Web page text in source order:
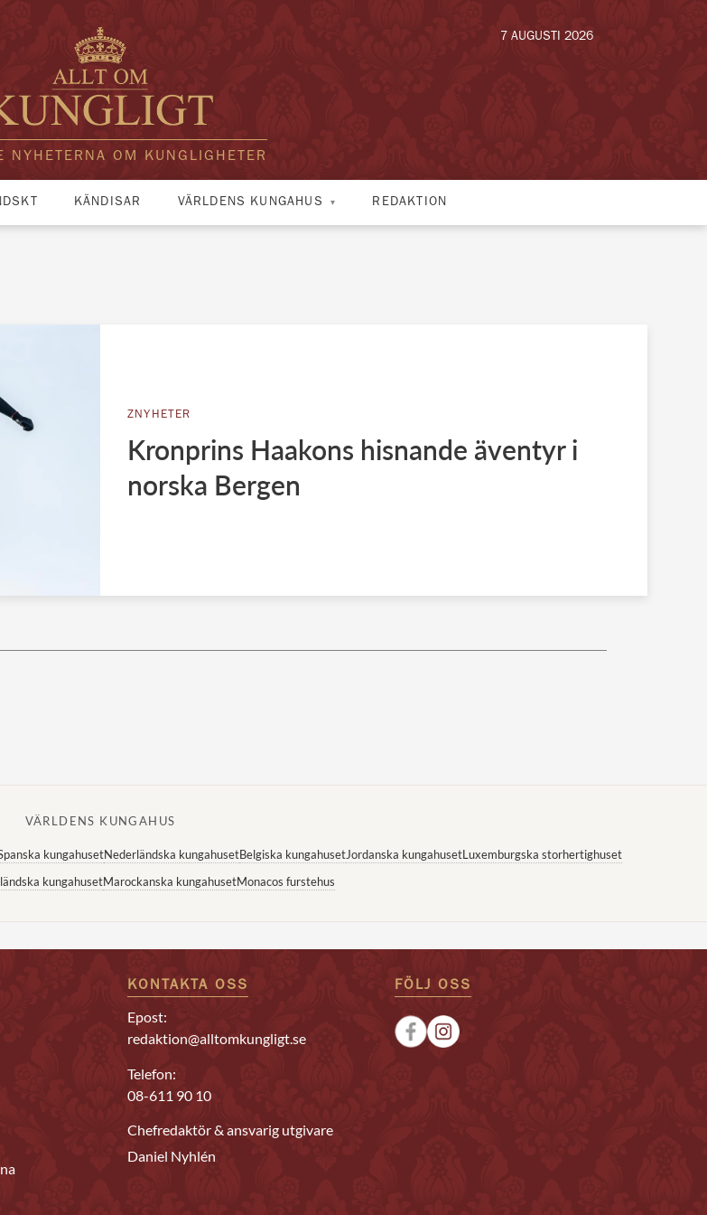
NYHETERNA OM KUNGLIGHETER
7 AUGUSTI 2026
KÄNDISAR VÄRLDENS KUNGAHUS REDAKTION
ZNYHETER
Kronprins Haakons hisnande äventyr i
norska Bergen
VÄRLDENS KUNGAHUS
kungahusetNederländska kungahusetBelgiska kungahusetJordanska kungahusetLuxemburgska storhertighuset
kungahusetMarockanska kungahusetMonacos furstehus
KONTAKTA OSS
Epost:
redaktion@alltomkungligt.se
Telefon:
08-611 90 10
Chefredaktör & ansvarig utgivare
Daniel Nyhlén
FÖLJ OSS